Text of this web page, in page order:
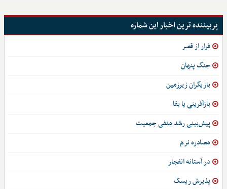
پربیننده ترین اخبار این شماره
فرار از قصر
جنگ پنهان
بازیگران زیرزمین
بازآفرینی یا بقا
پیش‌بینی رشد منفی جمعیت
مصادره نرم
در آستانه انفجار
پذیرش ریسک